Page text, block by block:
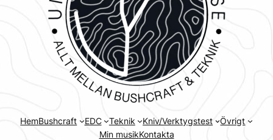
HemBushcraft EDC Teknik Kniv/Verktygstest
Övrigt
Min musikKontakta